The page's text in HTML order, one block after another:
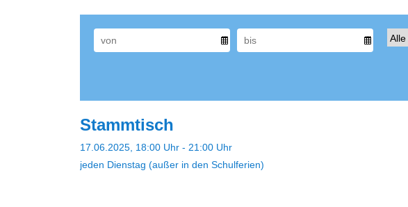
Stammtisch
17.06.2025, 18:00 Uhr - 21:00 Uhr
jeden Dienstag (außer in den Schulferien)